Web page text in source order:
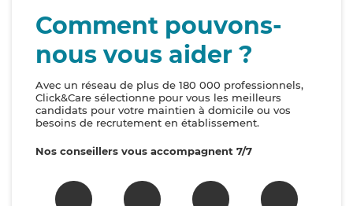
Comment pouvons-
nous vous aider ?
Avec un réseau de plus de 180 000 professionnels,
Click&Care sélectionne pour vous les meilleurs
candidats pour votre maintien à domicile ou vos
besoins de recrutement en établissement.
Nos conseillers vous accompagnent 7/7